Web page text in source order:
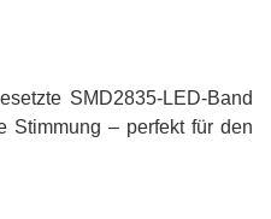
SMD2835-LED-Band
Stimmung– perfekt für den